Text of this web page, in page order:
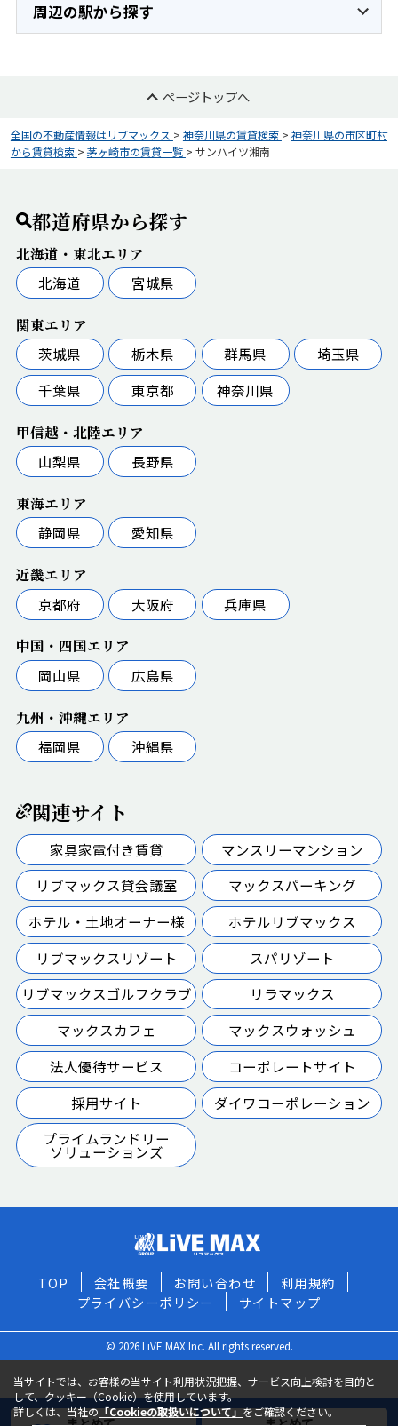
周辺の駅から探す
ページトップへ
全国の不動産情報はリブマックス > 神奈川県の賃貸検索 > 神奈川県の市区町村
から賃貸検索 > 茅ヶ崎市の賃貸一覧 > サンハイツ湘南
都道府県から探す
北海道・東北エリア
北海道
宮城県
関東エリア
茨城県
栃木県 群馬県
埼玉県
千葉県
東京都 神奈川県
甲信越・北陸エリア
山梨県
長野県
東海エリア
静岡県
愛知県
近畿エリア
京都府
大阪府 兵庫県
中国・四国エリア
岡山県
広島県
九州・沖縄エリア
福岡県
沖縄県
関連サイト
家具家電付き賃貸
マンスリーマンション
リブマックス貸会議室
マックスパーキング
ホテル・土地オーナー様
ホテルリブマックス
リブマックスリゾート
スパリゾート
リブマックスゴルフクラブ
リラマックス
マックスカフェ
マックスウォッシュ
法人優待サービス
コーポレートサイト
採用サイト
ダイワコーポレーション
プライムランドリー
ソリューションズ
TOP 会社概要 お問い合わせ
利用規約
プライバシーポリシー
サイトマップ
© 2026 LiVE MAX Inc. All rights reserved.
当サイトでは、お客様の当サイト利用状況把握、サービス向上検討を目的と
して、クッキー（Cookie）を使用しています。
詳しくは、当社の「Cookieの取扱いについて」をご確認ください。